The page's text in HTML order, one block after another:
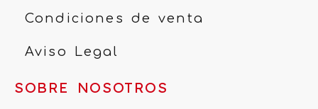
Condiciones de venta
Aviso Legal
SOBRE NOSOTROS